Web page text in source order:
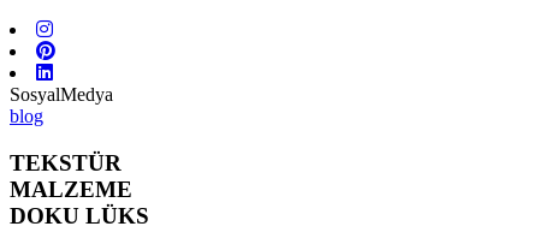
SosyalMedya
blog
TEKSTÜR
MALZEME
DOKU LÜKS